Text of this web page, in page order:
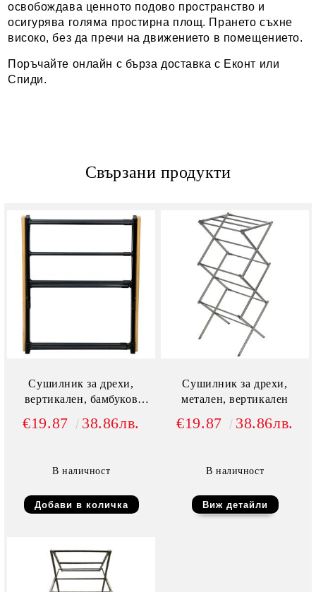
освобождава ценното подово пространство и
осигурява голяма простирна площ. Прането съхне
високо, без да пречи на движението в помещението.
Поръчайте онлайн с бърза доставка с Еконт или
Спиди.
Свързани продукти
Сушилник за дрехи,
вертикален, бамбуков
€19.87 38.86лв.
В наличност
Сушилник за дрехи,
метален, вертикален
€19.87 38.86лв.
В наличност
Виж детайли